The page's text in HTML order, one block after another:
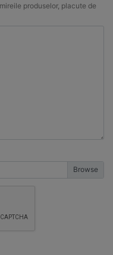
produselor, placute de